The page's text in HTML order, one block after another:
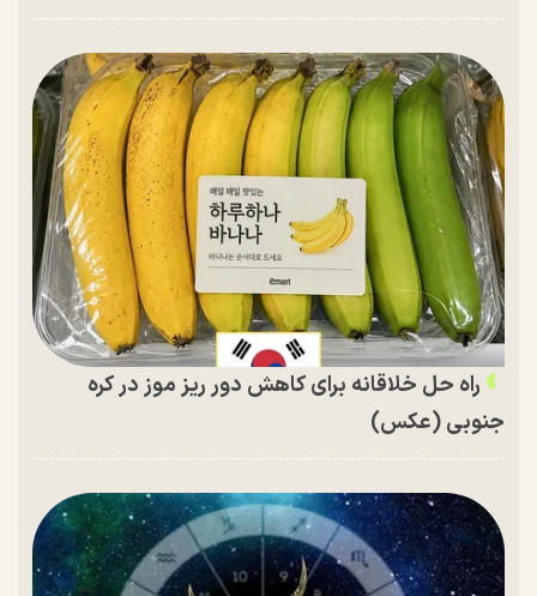
راه حل خلاقانه برای کاهش دور ریز موز در کره
جنوبی (عکس)